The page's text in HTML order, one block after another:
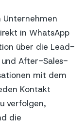
Unternehmen
in WhatsApp
über die Lead-
und After-Sales-
mit dem
Kontakt
verfolgen,
die